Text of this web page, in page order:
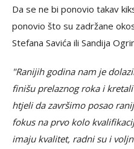
Da se ne bi ponovio takav
ponovio što su zadržane
Stefana Savića ili Sandija
"Ranijih godina nam je
finišu prelaznog roka i
htjeli da završimo posao
fokus na prvo kolo
imaju kvalitet, radni su i